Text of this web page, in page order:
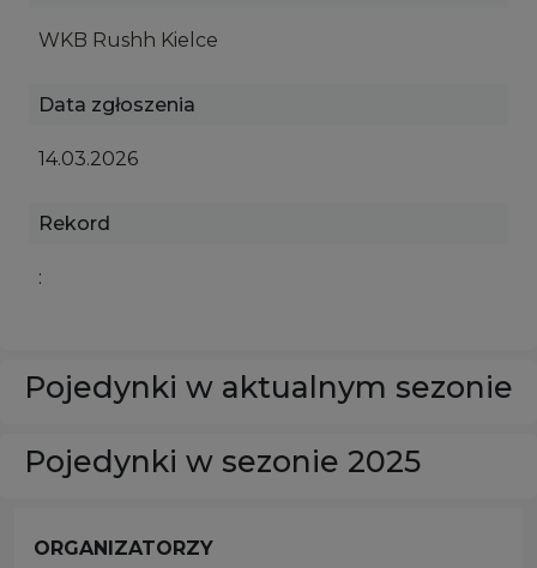
WKB Rushh Kielce
Data zgłoszenia
14.03.2026
Rekord
:
Pojedynki w aktualnym sezonie
Pojedynki w sezonie 2025
ORGANIZATORZY